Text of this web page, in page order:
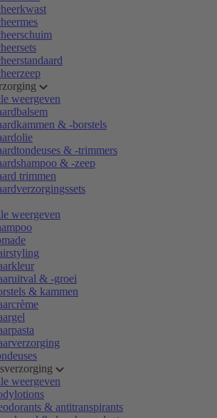
weergeven
& -borstels
& -trimmers
& -zeep
trimmen
weergeven
& -groei
& kammen
weergeven
& antitranspirants